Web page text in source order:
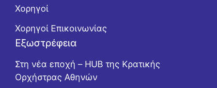
Χορηγοί
Χορηγοί Επικοινωνίας
Εξωστρέφεια
Στη νέα εποχή – HUB της Κρατικής
Ορχήστρας Αθηνών